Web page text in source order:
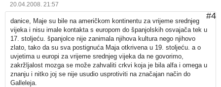
20.04.2008. 21:57
#4
danice, Maje su bile na američkom kontinentu za vrijeme srednjeg
vijeka i nisu imale kontakta s europom do španjolskih osvajača tek u
17. stoljeću. španjolce nije zanimala njihova kultura nego njihovo
zlato, tako da su sva postignuća Maja otkrivena u 19. stoljeću. a o
uvjetima u europi za vrijeme srednjeg vijeka da ne govorimo,
zakržljalost mozga se može zahvaliti crkvi koja je bila alfa i omega u
znanju i nitko joj se nije usudio usprotiviti na značajan način do
Galleleja.